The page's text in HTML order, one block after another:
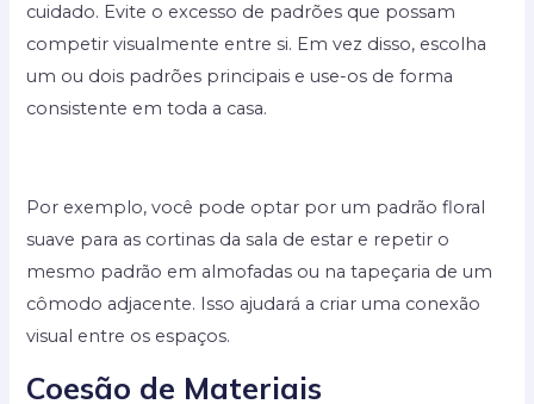
cuidado. Evite o excesso de padrões que possam
competir visualmente entre si. Em vez disso, escolha
um ou dois padrões principais e use-os de forma
consistente em toda a casa.
Por exemplo, você pode optar por um padrão floral
suave para as cortinas da sala de estar e repetir o
mesmo padrão em almofadas ou na tapeçaria de um
cômodo adjacente. Isso ajudará a criar uma conexão
visual entre os espaços.
Coesão de Materiais